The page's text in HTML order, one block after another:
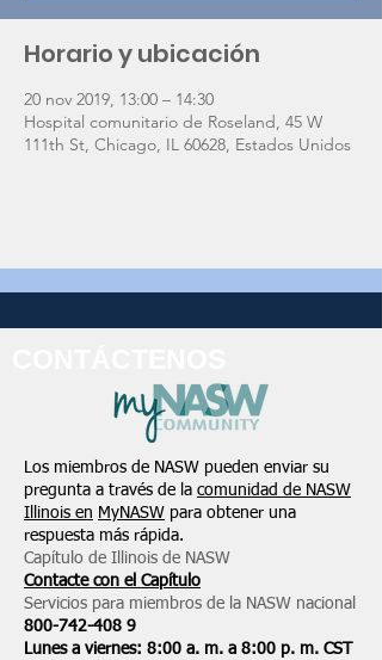
Horario y ubicación
20 nov 2019, 13:00 – 14:30
Hospital comunitario de Roseland, 45 W
111th St, Chicago, IL 60628, Estados Unidos
Los miembros de NASW pueden enviar su
pregunta a través de la comunidad de NASW
Illinois en MyNASW para obtener una
respuesta más rápida.
Capítulo de Illinois de NASW
Contacte con el Capítulo
Servicios para miembros de la NASW nacional
800-742-408 9
Lunes a viernes: 8:00 a. m. a 8:00 p. m. CST